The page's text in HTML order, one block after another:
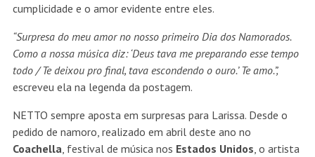
cumplicidade e o amor evidente entre eles.
“Surpresa do meu amor no nosso primeiro Dia dos Namorados.
Como a nossa música diz: ‘Deus tava me preparando esse tempo
todo / Te deixou pro final, tava escondendo o ouro.’ Te amo.”,
escreveu ela na legenda da postagem.
NETTO sempre aposta em surpresas para Larissa. Desde o
pedido de namoro, realizado em abril deste ano no
Coachella, festival de música nos Estados Unidos, o artista